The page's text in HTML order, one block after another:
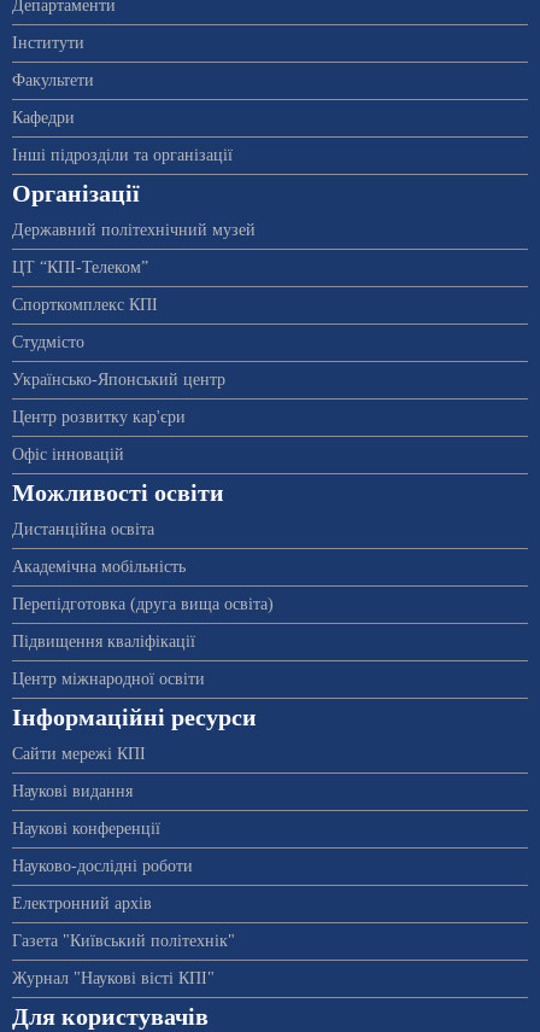
Департаменти
Інститути
Факультети
Кафедри
Інші підрозділи та організації
Організації
Державний політехнічний музей
ЦТ “КПІ-Телеком”
Спорткомплекс КПІ
Студмісто
Українсько-Японський центр
Центр розвитку кар'єри
Офіс інновацій
Можливості освіти
Дистанційна освіта
Академічна мобільність
Перепідготовка (друга вища освіта)
Підвищення кваліфікації
Центр міжнародної освіти
Інформаційні ресурси
Сайти мережі КПІ
Наукові видання
Наукові конференції
Науково-дослідні роботи
Електронний архів
Газета "Київський політехнік"
Журнал "Наукові вісті КПІ"
Для користувачів